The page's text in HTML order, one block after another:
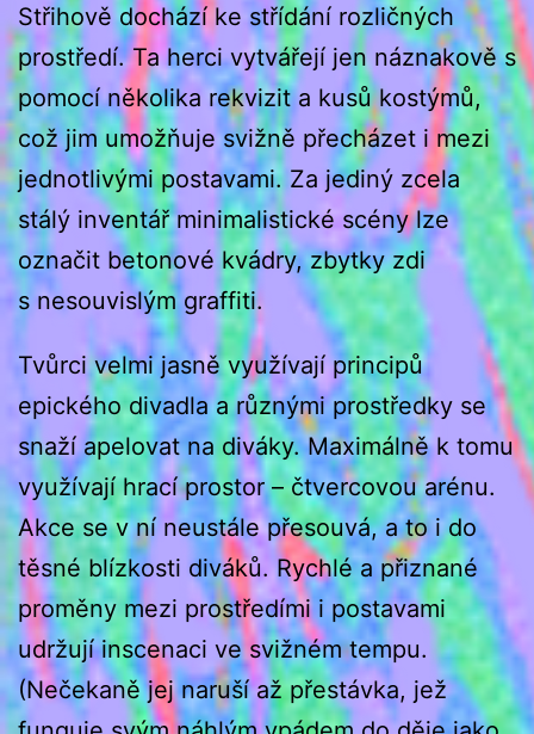
Střihově dochází ke střídání rozličných
prostředí. Ta herci vytvářejí jen náznakově s
pomocí několika rekvizit a kusů kostýmů,
což jim umožňuje svižně přecházet i mezi
jednotlivými postavami. Za jediný zcela
stálý inventář minimalistické scény lze
označit betonové kvádry, zbytky zdi
s nesouvislým graffiti.
Tvůrci velmi jasně využívají principů
epického divadla a různými prostředky se
snaží apelovat na diváky. Maximálně k tomu
využívají hrací prostor – čtvercovou arénu.
Akce se v ní neustále přesouvá, a to i do
těsné blízkosti diváků. Rychlé a přiznané
proměny mezi prostředími i postavami
udržují inscenaci ve svižném tempu.
(Nečekaně jej naruší až přestávka, jež